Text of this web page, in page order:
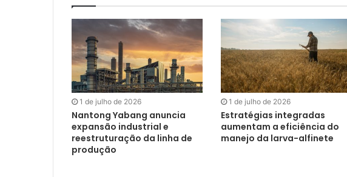
1 de julho de 2026
Nantong Yabang anuncia
expansão industrial e
reestruturação da linha de
produção
1 de julho de 2026
Estratégias integradas
aumentam a eficiência do
manejo da larva-alfinete